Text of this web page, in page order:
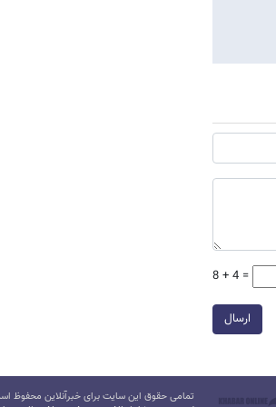
8 + 4 =
ارسال
تمامی حقوق این سایت برای خبرآنلاین محفوظ